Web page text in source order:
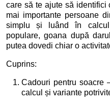
care să te ajute să
mai importante persoane
simplu și luând în
populare, goana după
putea dovedi chiar o
Cuprins:
Cadouri pentru soacre
calcul și variante